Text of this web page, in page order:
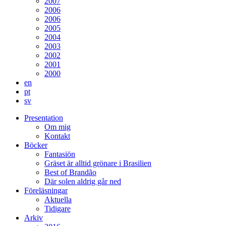
2006
2006
2005
2004
2003
2002
2001
2000
en
pt
sv
Presentation
Om mig
Kontakt
Böcker
Fantasiön
Gräset är alltid grönare i Brasilien
Best of Brandão
Där solen aldrig går ned
Föreläsningar
Aktuella
Tidigare
Arkiv